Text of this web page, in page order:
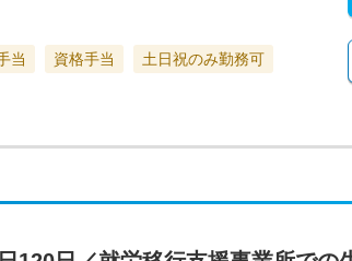
当 資格手当
土日祝のみ勤務可